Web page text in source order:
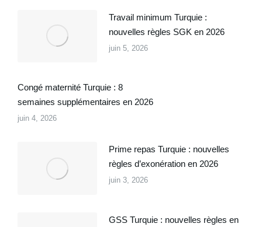
Travail minimum Turquie :
nouvelles règles SGK en 2026
juin 5, 2026
Congé maternité Turquie : 8
semaines supplémentaires en 2026
juin 4, 2026
Prime repas Turquie : nouvelles
règles d’exonération en 2026
juin 3, 2026
GSS Turquie : nouvelles règles en